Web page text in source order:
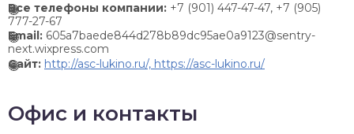
Все телефоны компании: +7 (901) 447-47-47, +7 (905)
777-27-67
Email: 605a7baede844d278b89dc95ae0a9123@sentry-
next.wixpress.com
Сайт: http://asc-lukino.ru/, https://asc-lukino.ru/
Офис и контакты